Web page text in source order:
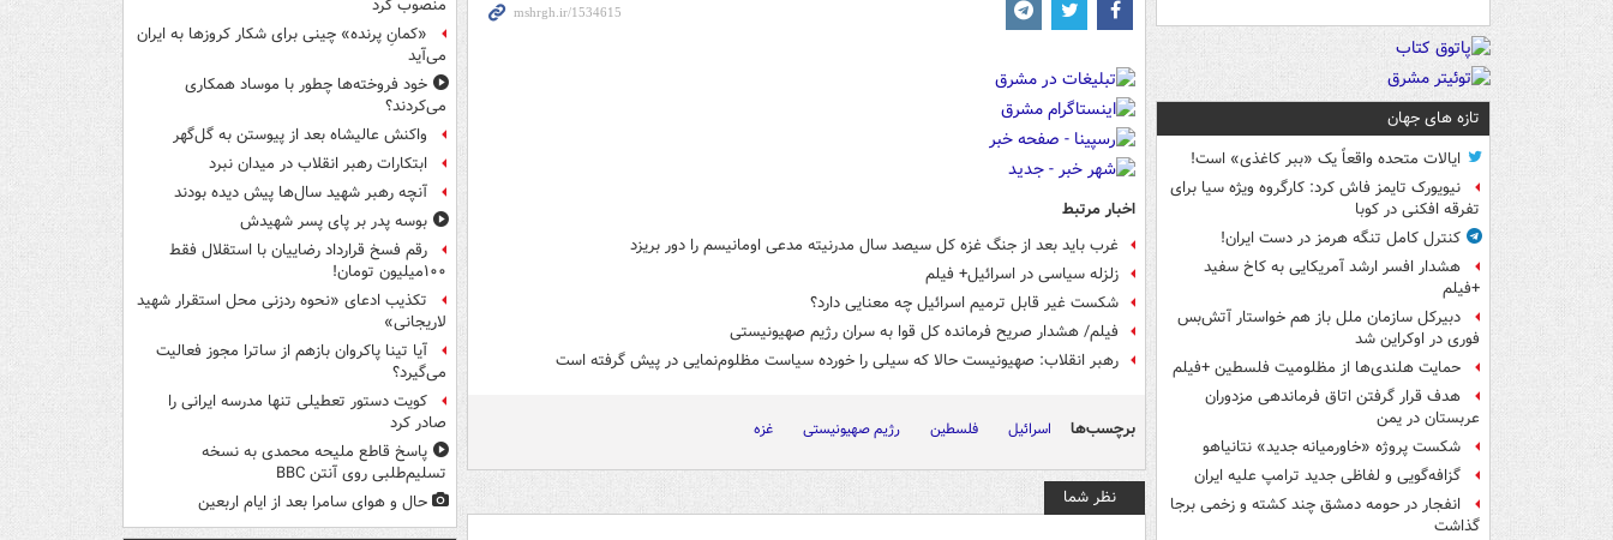
تازه های جهان
ایالات متحده واقعاً یک «ببر کاغذی» است!
نیویورک تایمز فاش کرد: کارگروه ویژه سیا برای
تفرقه افکنی در کوبا
کنترل کامل تنگه هرمز در دست ایران!
هشدار افسر ارشد آمریکایی به کاخ سفید
+فیلم
دبیرکل سازمان ملل باز هم خواستار آتش‌بس
فوری در اوکراین شد
حمایت هلندی‌ها از مظلومیت فلسطین +فیلم
هدف قرار گرفتن اتاق‌ فرماندهی مزدوران
عربستان در یمن
شکست پروژه «خاورمیانه جدید» نتانیاهو
گزافه‌گویی و لفاظی جدید ترامپ علیه ایران
انفجار در حومه دمشق چند کشته و زخمی برجا
گذاشت
اخبار مرتبط
غرب باید بعد از جنگ غزه کل سیصد سال مدرنیته مدعی اومانیسم را دور بریزد
زلزله‌ سیاسی در اسرائیل+ فیلم
شکست غیر قابل ترمیم اسرائیل چه معنایی دارد؟
فیلم/ هشدار صریح فرمانده کل قوا به سران رژیم صهیونیستی
رهبر انقلاب: صهیونیست‌ حالا که سیلی را خورده سیاست مظلوم‌نمایی در پیش گرفته‌ است
برچسب‌ها اسرائیل فلسطین رژیم صهیونیستی غزه
نظر شما
منصوب کرد
«کمانِ پرنده» چینی برای شکار کروزها به ایران
می‌آید
خود فروخته‌ها چطور با موساد همکاری
می‌کردند؟
واکنش عالیشاه بعد از پیوستن به گل‌گهر
ابتکارات رهبر انقلاب در میدان نبرد
آنچه رهبر شهید سال‌ها پیش دیده بودند
بوسه‌ پدر بر پای پسر شهیدش
رقم فسخ قرارداد رضاییان با استقلال فقط
۱۰۰میلیون تومان!
تکذیب ادعای «نحوه ردزنی محل استقرار شهید
لاریجانی»
آیا تینا پاکروان بازهم از ساترا مجوز فعالیت
می‌گیرد؟
کویت دستور تعطیلی تنها مدرسه ایرانی را
صادر کرد
پاسخ قاطع ملیحه محمدی به نسخه
تسلیم‌طلبی روی آنتن BBC
حال و هوای سامرا بعد از ایام اربعین